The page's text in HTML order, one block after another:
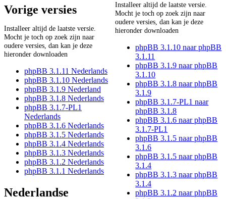
Vorige versies
Installeer altijd de laatste versie.
Mocht je toch op zoek zijn naar
oudere versies, dan kan je deze
hieronder downloaden
phpBB 3.1.11 Nederlands
phpBB 3.1.10 Nederlands
phpBB 3.1.9 Nederland
phpBB 3.1.8 Nederlands
phpBB 3.1.7-PL1
Nederlands
phpBB 3.1.6 Nederlands
phpBB 3.1.5 Nederlands
phpBB 3.1.4 Nederlands
phpBB 3.1.3 Nederlands
phpBB 3.1.2 Nederlands
phpBB 3.1.1 Nederlands
Nederlandse
Installeer altijd de laatste versie.
Mocht je toch op zoek zijn naar
oudere versies, dan kan je deze
hieronder downloaden
phpBB 3.1.10 naar phpBB
3.1.11
phpBB 3.1.9 naar phpBB
3.1.10
phpBB 3.1.8 naar phpBB
3.1.9
phpBB 3.1.7-PL1 naar
phpBB 3.1.8
phpBB 3.1.6 naar phpBB
3.1.7-PL1
phpBB 3.1.5 naar phpBB
3.1.6
phpBB 3.1.5 naar phpBB
3.1.4
phpBB 3.1.3 naar phpBB
3.1.4
phpBB 3.1.2 naar phpBB